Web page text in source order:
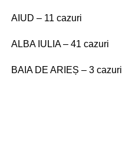
AIUD – 11 cazuri
ALBA IULIA – 41 cazuri
BAIA DE ARIEȘ – 3 cazuri